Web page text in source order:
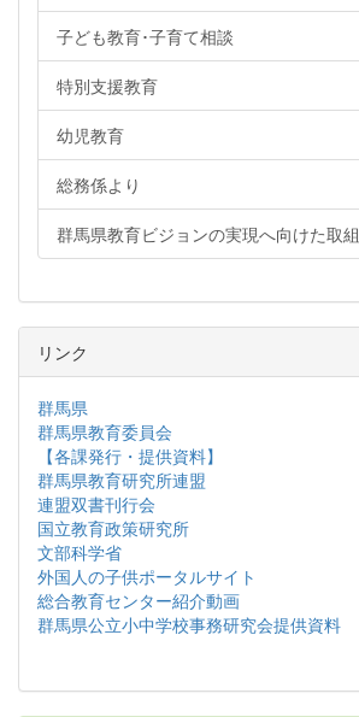
子ども教育･子育て相談
特別支援教育
幼児教育
総務係より
群馬県教育ビジョンの実現へ向けた取組
リンク
群馬県
群馬県教育委員会
【各課発行・提供資料】
群馬県教育研究所連盟
連盟双書刊行会
国立教育政策研究所
文部科学省
外国人の子供ポータルサイト
総合教育センター紹介動画
群馬県公立小中学校事務研究会提供資料